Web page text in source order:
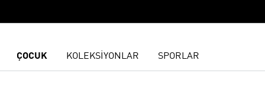
ÇOCUK KOLEKSİYONLAR SPORLAR